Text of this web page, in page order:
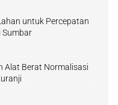
untuk Percepatan
Sumbar
Alat Berat Normalisasi